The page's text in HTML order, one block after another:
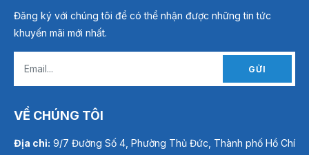
Đăng ký với chúng tôi để có thể nhận được những tin tức
khuyến mãi mới nhất.
GỬI
VỀ CHÚNG TÔI
Địa chỉ: 9/7 Đường Số 4, Phường Thủ Đức, Thành phố Hồ Chí